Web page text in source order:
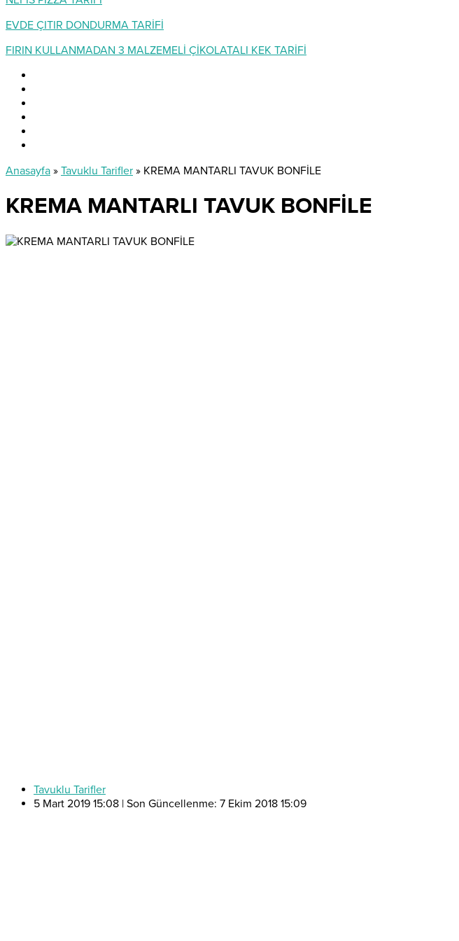
EVDE ÇITIR DONDURMA TARİFİ
FIRIN KULLANMADAN 3 MALZEMELİ ÇİKOLATALI KEK TARİFİ
Anasayfa » Tavuklu Tarifler » KREMA MANTARLI TAVUK BONFİLE
KREMA MANTARLI TAVUK BONFİLE
Tavuklu Tarifler
5 Mart 2019 15:08 | Son Güncellenme: 7 Ekim 2018 15:09